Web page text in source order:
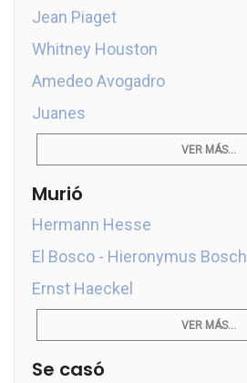
Jean Piaget
Whitney Houston
Amedeo Avogadro
Juanes
VER MÁS...
Murió
Hermann Hesse
El Bosco - Hieronymus Bosch
Ernst Haeckel
VER MÁS...
Se casó